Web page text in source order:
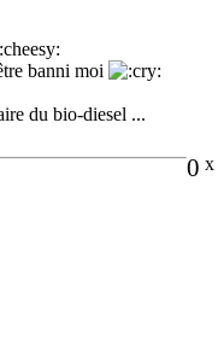
banni moi
du bio-diesel ...
0 x